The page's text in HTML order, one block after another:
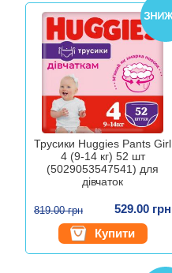
Трусики Huggies Pants Girl
4 (9-14 кг) 52 шт
(5029053547541) для
дівчаток
819.00 грн
529.00 грн
Купити